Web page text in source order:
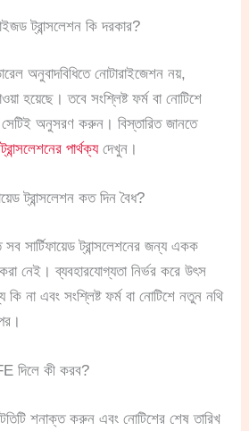
ট্রান্সলেশন কি দরকার?
অনুবাদবিধিতে নোটারাইজেশন নয়,
হয়েছে। তবে সংশ্লিষ্ট ফর্ম বা নোটিশে
সেটিই অনুসরণ করুন। বিস্তারিত জানতে
পার্থক্যদেখুন।
ট্রান্সলেশন কত দিন বৈধ?
সব সার্টিফায়েড ট্রান্সলেশনের জন্য একক
করা নেই। ব্যবহারযোগ্যতা নির্ভর করে উৎস
কি না এবং সংশ্লিষ্ট ফর্ম বা নোটিশে নতুন নথি
দিলে কী করব?
শনাক্ত করুন এবং নোটিশের শেষ তারিখ